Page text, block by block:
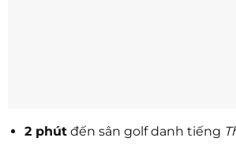
2 phútđến sân golf danh tiếng